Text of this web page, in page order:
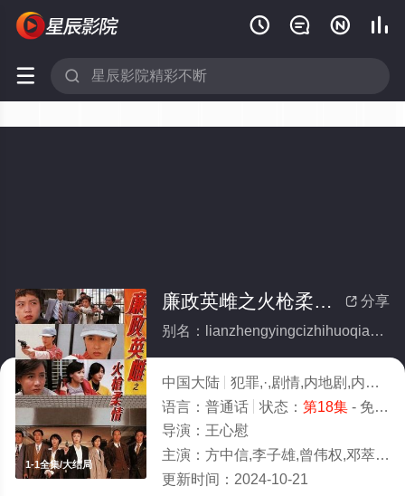
   
 
1-1全集/大结局
 分享
廉政英雌之火枪柔情[普通话版](全集)
别名：lianzhengyingcizhihuoqiangrouqingputonghuaban
中国大陆 犯罪,·,剧情,内地剧,内地
语言： 普通话 状态： 第18集- 免费在线观看
导演： 王心慰
主演： 方中信,李子雄,曾伟权,邓萃雯,关咏荷,商天娥
更新时间： 2024-10-21